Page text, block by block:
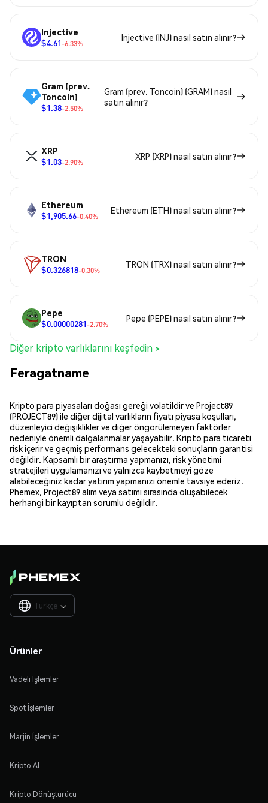
Injective
$4.61-6.33%
Injective (INJ) nasıl satın alınır?
Gram (prev.
Toncoin)
$1.38-2.50%
Gram (prev. Toncoin) (GRAM) nasıl
satın alınır?
XRP
$1.03-2.90%
XRP (XRP) nasıl satın alınır?
Ethereum
$1,905.66-0.40%
Ethereum (ETH) nasıl satın alınır?
TRON
$0.326818-0.30%
TRON (TRX) nasıl satın alınır?
Pepe
$0.00000281-2.70%
Pepe (PEPE) nasıl satın alınır?
Diğer kripto varlıklarını keşfedin >
Feragatname
Kripto para piyasaları doğası gereği volatildir ve Project89
(PROJECT89) ile diğer dijital varlıkların fiyatı piyasa koşulları,
düzenleyici değişiklikler ve diğer öngörülemeyen faktörler
nedeniyle önemli dalgalanmalar yaşayabilir. Kripto para ticareti
risk içerir ve geçmiş performans gelecekteki sonuçların garantisi
değildir. Kapsamlı bir araştırma yapmanızı, risk yönetimi
stratejileri uygulamanızı ve yalnızca kaybetmeyi göze
alabileceğiniz kadar yatırım yapmanızı önemle tavsiye ederiz.
Phemex, Project89 alım veya satımı sırasında oluşabilecek
herhangi bir kayıptan sorumlu değildir.
Türkçe 
Ürünler
Vadeli İşlemler
Spot İşlemler
Marjin İşlemler
Kripto Al
Kripto Dönüştürücü